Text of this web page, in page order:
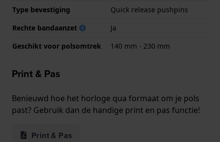
Type bevestiging
Quick release pushpins
Rechte bandaanzet
Ja
Geschikt voor polsomtrek
140 mm - 230 mm
Print & Pas
Benieuwd hoe het horloge qua formaat om je pols
past? Gebruik dan de handige print en pas functie!
Print & Pas